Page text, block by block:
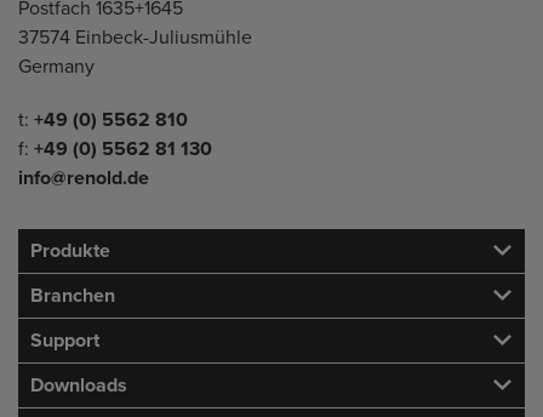
Postfach 1635+1645
37574 Einbeck-Juliusmühle
Germany
Telefon/Fax
t: +49 (0) 5562 810
f: +49 (0) 5562 81 130
info@renold.de
Produkte
Branchen
Support
Downloads